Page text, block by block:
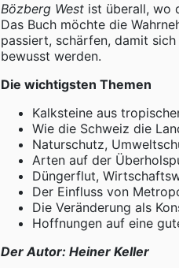
Bözberg West ist überall, wo
Das Buch möchte die
passiert, schärfen, damit
bewusst werden.
Die wichtigsten Themen
Kalksteine aus
Wie die Schweiz die
Naturschutz,
Arten auf der
Düngerflut,
Der Einfluss von
Die Veränderung als
Hoffnungen auf eine
Der Autor: Heiner Keller